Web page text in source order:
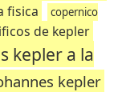
fisica
copernico
de kepler
kepler a la
kepler